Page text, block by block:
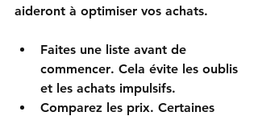
aideront à optimiser vos achats.
Faites une liste avant de
commencer. Cela évite les oublis
et les achats impulsifs.
Comparez les prix. Certaines